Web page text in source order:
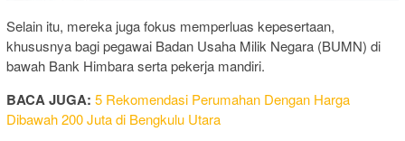
Selain itu, mereka juga fokus memperluas kepesertaan,
khususnya bagi pegawai Badan Usaha Milik Negara (BUMN) di
bawah Bank Himbara serta pekerja mandiri.
BACA JUGA: 5 Rekomendasi Perumahan Dengan Harga
Dibawah 200 Juta di Bengkulu Utara